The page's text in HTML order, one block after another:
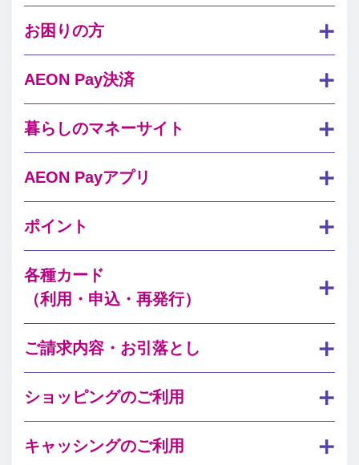
お困りの方
AEON Pay決済
暮らしのマネーサイト
AEON Payアプリ
ポイント
各種カード
（利用・申込・再発行）
ご請求内容・お引落とし
ショッピングのご利用
キャッシングのご利用